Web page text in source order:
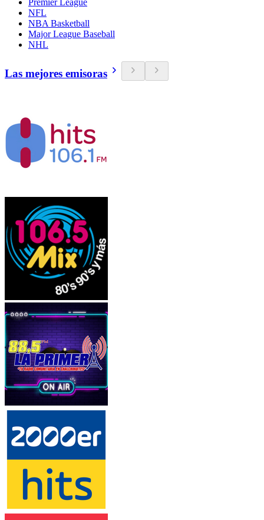
Premier League
NFL
NBA Basketball
Major League Baseball
NHL
Las mejores emisoras